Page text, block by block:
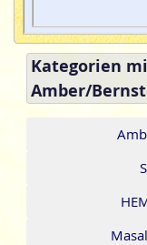
Kategorien
Amber/